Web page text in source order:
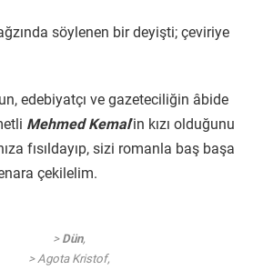
söylenen bir deyişti; çeviriye
edebiyatçı ve gazeteciliğin âbide
Mehmed Kemal’in kızı olduğunu
fısıldayıp, sizi romanla baş başa
çekilelim.
> Dün,
> Agota Kristof,